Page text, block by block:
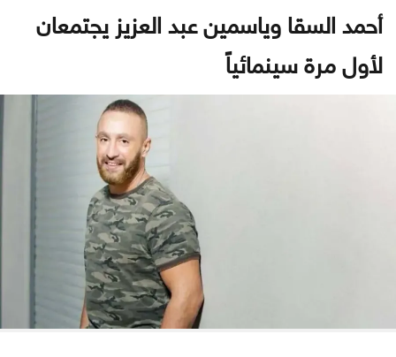
أحمد السقا وياسمين عبد العزيز يجتمعان
لأول مرة سينمائياً